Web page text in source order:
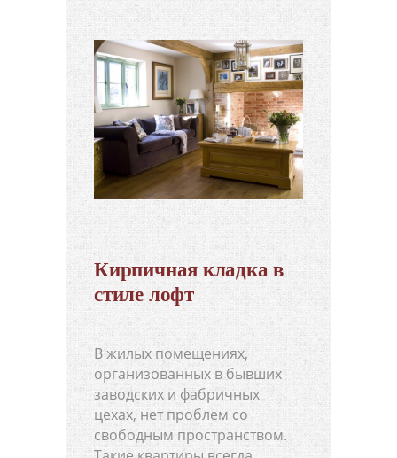
Кирпичная кладка в
стиле лофт
В жилых помещениях,
организованных в бывших
заводских и фабричных
цехах, нет проблем со
свободным пространством.